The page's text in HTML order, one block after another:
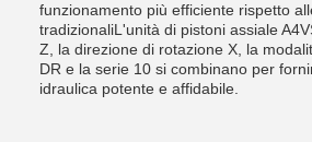
funzionamento più efficiente rispetto
tradizionaliL'unità di pistoni assiale
Z, la direzione di rotazione X, la
DR e la serie 10 si combinano per
idraulica potente e affidabile.